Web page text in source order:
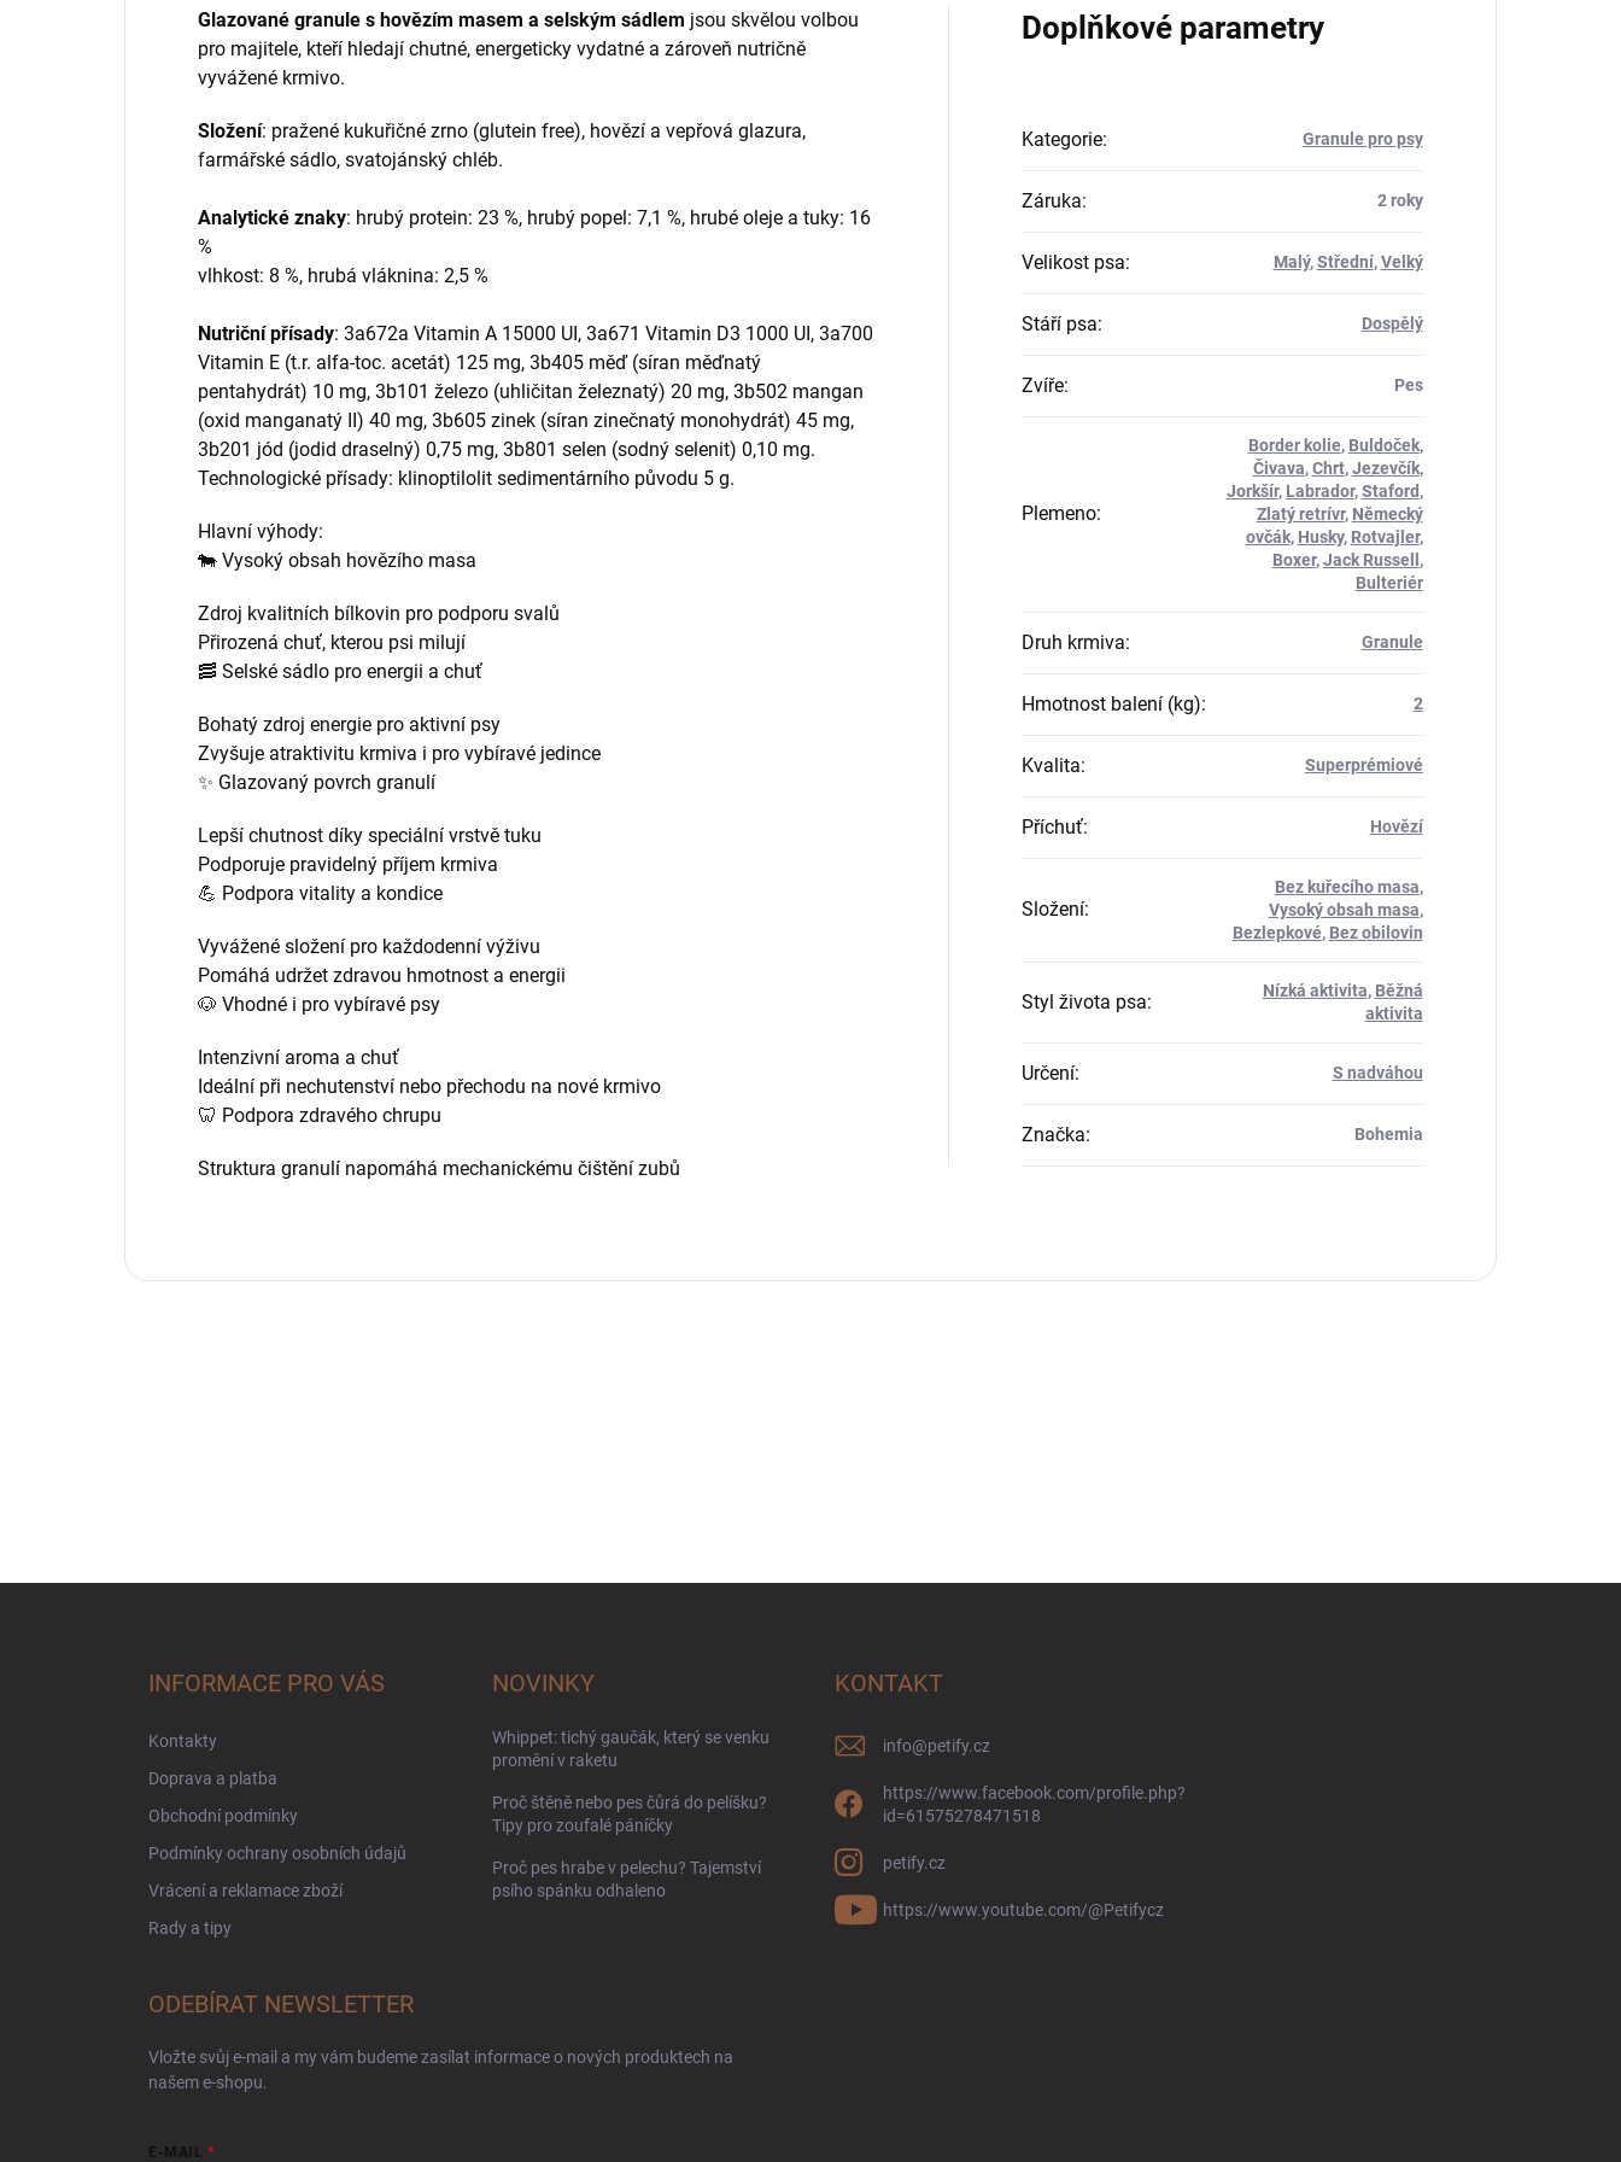
Glazované granule s hovězím masem a selským sádlem jsou skvělou volbou
pro majitele, kteří hledají chutné, energeticky vydatné a zároveň nutričně
vyvážené krmivo.
Složení: pražené kukuřičné zrno (glutein free), hovězí a vepřová glazura,
farmářské sádlo, svatojánský chléb.
Analytické znaky: hrubý protein: 23 %, hrubý popel: 7,1 %, hrubé oleje a tuky: 16
%
vlhkost: 8 %, hrubá vláknina: 2,5 %
Nutriční přísady: 3a672a Vitamin A 15000 UI, 3a671 Vitamin D3 1000 UI, 3a700
Vitamin E (t.r. alfa‑toc. acetát) 125 mg, 3b405 měď (síran měďnatý
pentahydrát) 10 mg, 3b101 železo (uhličitan železnatý) 20 mg, 3b502 mangan
(oxid manganatý II) 40 mg, 3b605 zinek (síran zinečnatý monohydrát) 45 mg,
3b201 jód (jodid draselný) 0,75 mg, 3b801 selen (sodný selenit) 0,10 mg.
Technologické přísady: klinoptilolit sedimentárního původu 5 g.
Hlavní výhody:
🐄 Vysoký obsah hovězího masa
Zdroj kvalitních bílkovin pro podporu svalů
Přirozená chuť, kterou psi milují
🥓 Selské sádlo pro energii a chuť
Bohatý zdroj energie pro aktivní psy
Zvyšuje atraktivitu krmiva i pro vybíravé jedince
✨ Glazovaný povrch granulí
Lepší chutnost díky speciální vrstvě tuku
Podporuje pravidelný příjem krmiva
💪 Podpora vitality a kondice
Vyvážené složení pro každodenní výživu
Pomáhá udržet zdravou hmotnost a energii
🐶 Vhodné i pro vybíravé psy
Intenzivní aroma a chuť
Ideální při nechutenství nebo přechodu na nové krmivo
🦷 Podpora zdravého chrupu
Struktura granulí napomáhá mechanickému čištění zubů
Doplňkové parametry
Kategorie: Granule pro psy
Záruka: 2 roky
Velikost psa: Malý,Střední,Velký
Stáří psa: Dospělý
Zvíře: Pes
Plemeno:
Border kolie, Buldoček,
Čivava,Chrt,Jezevčík,
Jorkšír, Labrador,Staford ,
Zlatý retrívr, Německý
ovčák, Husky, Rotvajler,
Boxer,Jack Russell ,
Bulteriér
Druh krmiva: Granule
Hmotnost balení (kg): 2
Kvalita: Superprémiové
Příchuť: Hovězí
Složení:
Bez kuřecího masa,
Vysoký obsah masa,
Bezlepkové, Bez obilovin
Styl života psa: Nízká aktivita, Běžná
aktivita
Určení: S nadváhou
Značka: Bohemia
INFORMACE PRO VÁS
Kontakty
Doprava a platba
Obchodní podmínky
Podmínky ochrany osobních údajů
Vrácení a reklamace zboží
Rady a tipy
NOVINKY
Whippet: tichý gaučák, který se venku
promění v raketu
Proč štěně nebo pes čůrá do pelíšku?
Tipy pro zoufalé páníčky
Proč pes hrabe v pelechu? Tajemství
psího spánku odhaleno
KONTAKT
info@petify.cz
https://www.facebook.com/profile.php?
id=61575278471518
petify.cz
https://www.youtube.com/@Petifycz
ODEBÍRAT NEWSLETTER
Vložte svůj e-mail a my vám budeme zasílat informace o nových produktech na
našem e-shopu.
E-MAIL